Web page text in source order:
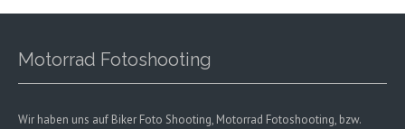
Motorrad Fotoshooting
Wir haben uns auf Biker Foto Shooting, Motorrad Fotoshooting, bzw.